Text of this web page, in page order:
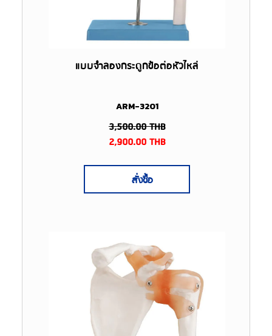
แบบจำลองกระดูกข้อต่อหัวไหล่
ARM-3201
3,500.00THB
2,900.00THB
สั่งซื้อ